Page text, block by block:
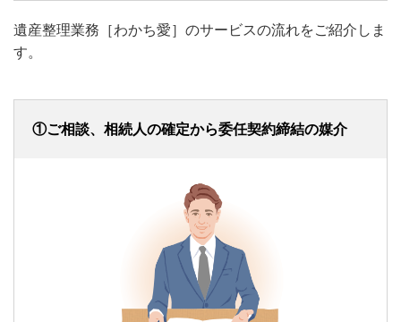
遺産整理業務［わかち愛］のサービスの流れをご紹介しま
す。
①ご相談、相続人の確定から委任契約締結の媒介